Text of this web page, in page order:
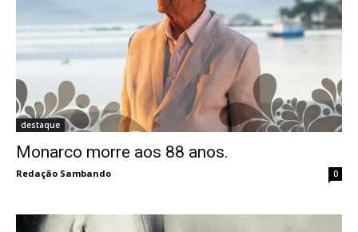
destaque
Monarco morre aos 88 anos.
Redação Sambando - 0